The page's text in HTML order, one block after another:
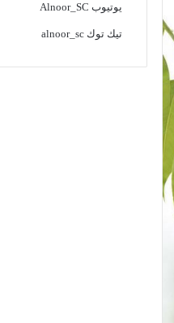
يوتيوب Alnoor_SC
تيك توكalnoor_sc